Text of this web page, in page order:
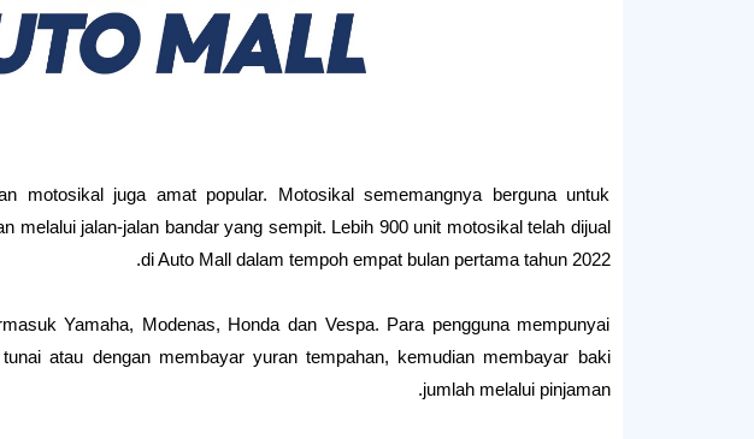
motosikal juga amat popular. Motosikal sememangnya berguna untuk
melalui jalan-jalan bandar yang sempit. Lebih 900 unit motosikal telah dijual
di Auto Mall dalam tempoh empat bulan pertama tahun 2022.
Yamaha, Modenas, Honda dan Vespa. Para pengguna mempunyai
atau dengan membayar yuran tempahan, kemudian membayar baki
jumlah melalui pinjaman.